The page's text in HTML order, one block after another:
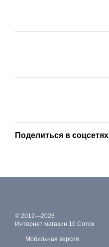
Поделиться в соцсетях
© 2012—2026
Интернет магазин 10 Соток
Мобильная версия